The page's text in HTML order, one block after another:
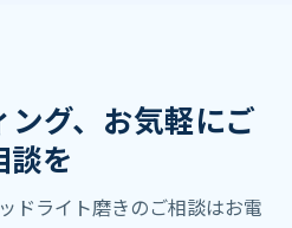
ング、お気軽にご
談を
ドライト磨きのご相談はお電